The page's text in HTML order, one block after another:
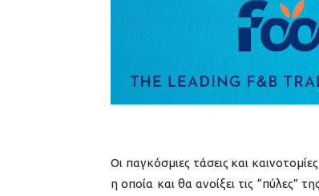
Οι παγκόσμιες τάσεις και
η οποία και θα ανοίξει τις “πύλες”